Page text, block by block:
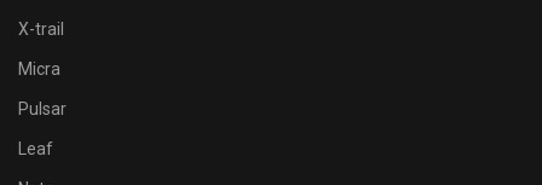
X-trail
Micra
Pulsar
Leaf